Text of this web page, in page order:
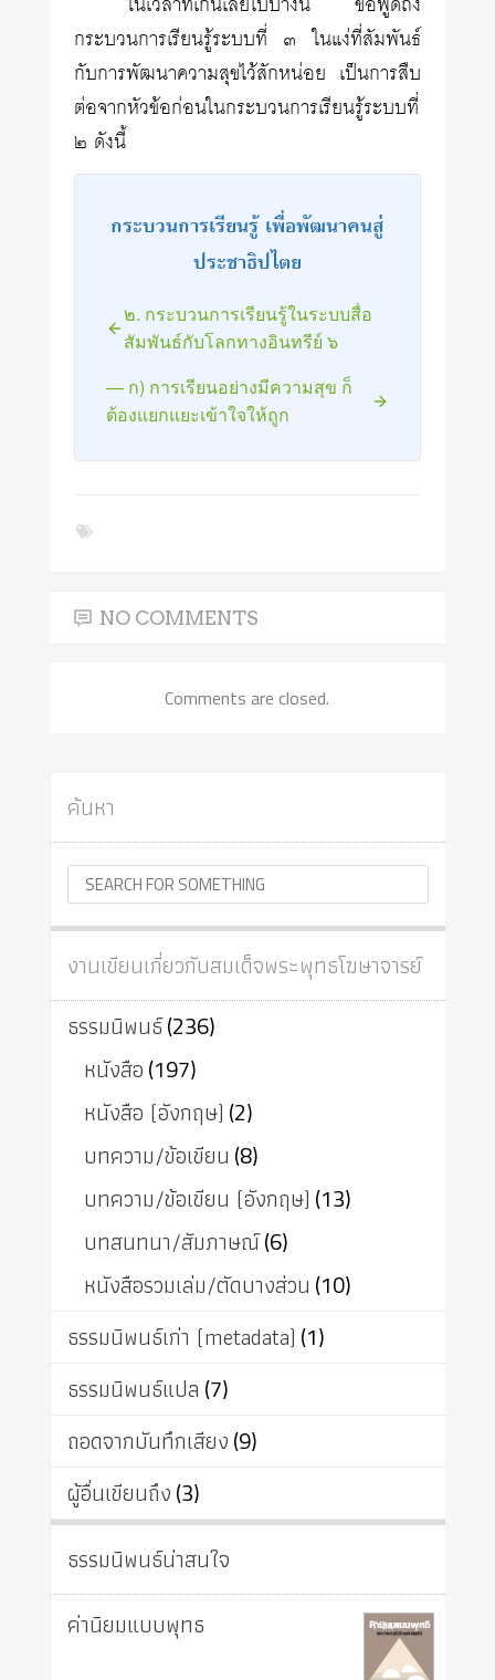
กระบวนการเรียนรู้ระบบที่ ๓ ในแง่ที่สัมพันธ์
กับการพัฒนาความสุขไว้สักหน่อย เป็นการสืบ
ต่อจากหัวข้อก่อนในกระบวนการเรียนรู้ระบบที่
๒ ดังนี้
กระบวนการเรียนรู้ เพื่อพัฒนาคนสู่
ประชาธิปไตย
๒. กระบวนการเรียนรู้ในระบบสื่อ
สัมพันธ์กับโลกทางอินทรีย์ ๖
— ก) การเรียนอย่างมีความสุข ก็
ต้องแยกแยะเข้าใจให้ถูก
NO COMMENTS
Comments are closed.
ค้นหา
งานเขียนเกี่ยวกับสมเด็จพระพุทธโฆษาจารย์
ธรรมนิพนธ์(236)
หนังสือ(197)
หนังสือ (อังกฤษ) (2)
บทความ/ข้อเขียน (8)
บทความ/ข้อเขียน (อังกฤษ) (13)
บทสนทนา/สัมภาษณ์(6)
หนังสือรวมเล่ม/ตัดบางส่วน (10)
ธรรมนิพนธ์เก่า (metadata) (1)
ธรรมนิพนธ์แปล (7)
ถอดจากบันทึกเสียง(9)
ผู้อื่นเขียนถึง(3)
ธรรมนิพนธ์น่าสนใจ
ค่านิยมแบบพุทธ